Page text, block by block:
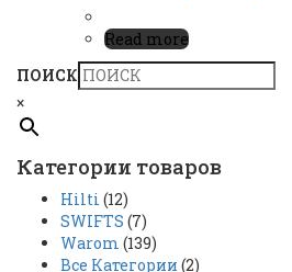
Read more
ПОИСК
×
Категории товаров
Hilti (12)
SWIFTS (7)
Warom (139)
Все Категории (2)